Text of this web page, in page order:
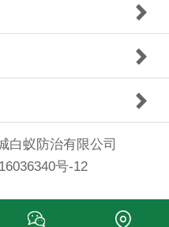
白蚁防治有限公司
号-12